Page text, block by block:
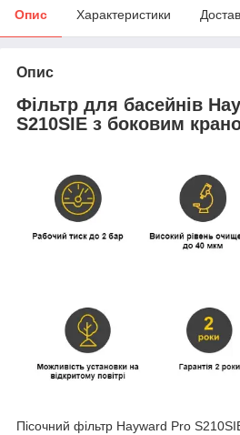
Опис Характеристики
Опис
Фільтр для басейнів
S210SIE з боковим
Пісочний фільтр Hayward Pro